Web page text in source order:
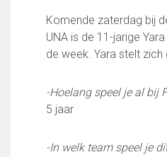
Teams
Toegangs- en seizoenskaarten
Heren- en jongensvoetbal
Vrouwen- en meidenvoetbal
Komende zaterdag bij
UNA is de 11-jarige
de week. Yara stelt
-Hoelang speel je al bij
5 jaar
-In welk team speel je